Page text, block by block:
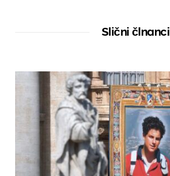
t
Slični člnanci